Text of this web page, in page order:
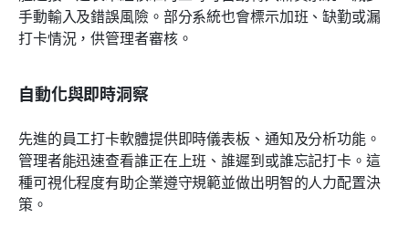
手動輸入及錯誤風險。部分系統也會標示加班、缺勤或漏
打卡情況，供管理者審核。
自動化與即時洞察
先進的員工打卡軟體提供即時儀表板、通知及分析功能。
管理者能迅速查看誰正在上班、誰遲到或誰忘記打卡。這
種可視化程度有助企業遵守規範並做出明智的人力配置決
策。